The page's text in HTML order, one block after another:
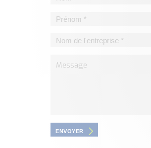
ENVOYER